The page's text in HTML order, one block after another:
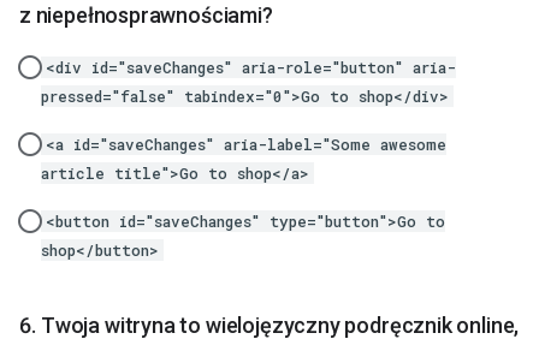
z niepełnosprawnościami?
<div id="saveChanges" aria-role="button" aria-
pressed="false" tabindex="0">Go to shop</div>
<a id="saveChanges" aria-label="Some awesome
article title">Go to shop</a>
<button id="saveChanges" type="button">Go to
shop</button>
Twoja witryna to wielojęzyczny podręcznik online,